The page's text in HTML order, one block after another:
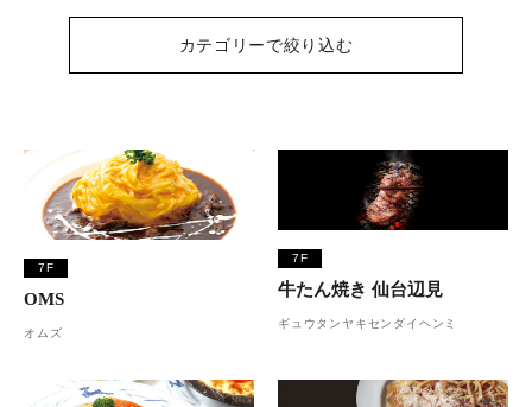
カテゴリーで絞り込む
7F
OMS
オムズ
7F
牛たん焼き 仙台辺見
ギュウタンヤキセンダイヘンミ